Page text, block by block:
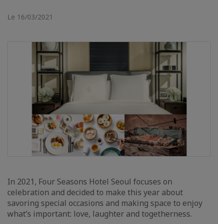
Le 16/03/2021
In 2021, Four Seasons Hotel Seoul focuses on
celebration and decided to make this year about
savoring special occasions and making space to enjoy
what’s important: love, laughter and togetherness.